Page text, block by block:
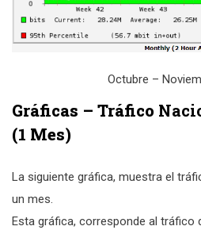
Octubre –
Gráficas – Tráfico
(1 Mes)
La siguiente gráfica, muestra el
un mes.
Esta gráfica, corresponde al tráfico